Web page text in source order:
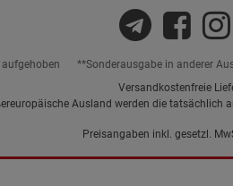
**Sonderausgabe in anderer
Versandkostenfreie
Ausland werden die
Preisangaben inkl. gesetzl.